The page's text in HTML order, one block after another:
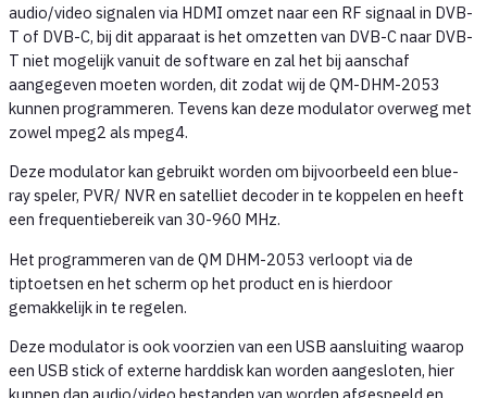
audio/video signalen via HDMI omzet naar een RF signaal in DVB-
T of DVB-C, bij dit apparaat is het omzetten van DVB-C naar DVB-
T niet mogelijk vanuit de software en zal het bij aanschaf
aangegeven moeten worden, dit zodat wij de QM-DHM-2053
kunnen programmeren. Tevens kan deze modulator overweg met
zowel mpeg2 als mpeg4.
Deze modulator kan gebruikt worden om bijvoorbeeld een blue-
ray speler, PVR/ NVR en satelliet decoder in te koppelen en heeft
een frequentiebereik van 30-960 MHz.
Het programmeren van de QM DHM-2053 verloopt via de
tiptoetsen en het scherm op het product en is hierdoor
gemakkelijk in te regelen.
Deze modulator is ook voorzien van een USB aansluiting waarop
een USB stick of externe harddisk kan worden aangesloten, hier